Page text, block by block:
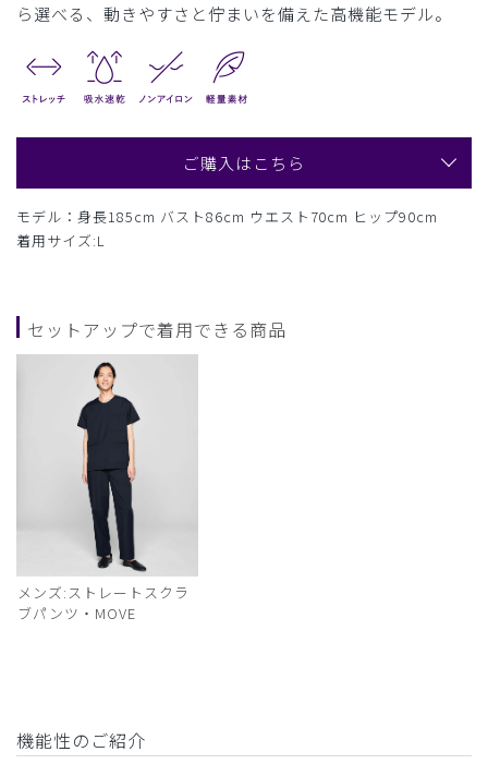
ら選べる、動きやすさと佇まいを備えた高機能モデル。
ご購入はこちら
モデル：身長185cm バスト86cm ウエスト70cm ヒップ90cm
着用サイズ:L
セットアップで着用できる商品
メンズ:ストレートスクラ
ブパンツ・MOVE
機能性のご紹介